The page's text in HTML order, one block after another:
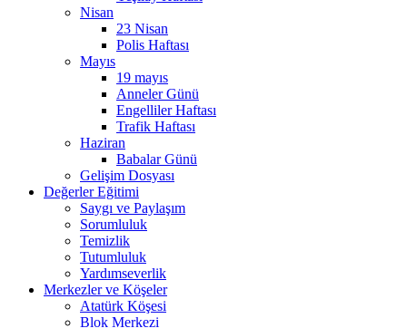
Nisan
23 Nisan
Polis Haftası
Mayıs
19 mayıs
Anneler Günü
Engelliler Haftası
Trafik Haftası
Haziran
Babalar Günü
Gelişim Dosyası
Değerler Eğitimi
Saygı ve Paylaşım
Sorumluluk
Temizlik
Tutumluluk
Yardımseverlik
Merkezler ve Köşeler
Atatürk Köşesi
Blok Merkezi